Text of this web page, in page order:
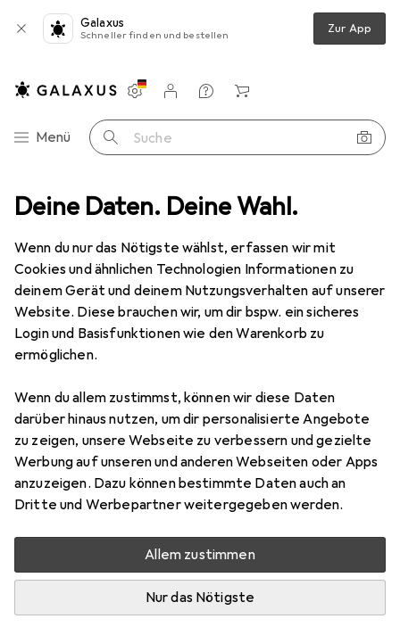
Deine Daten. Deine Wahl.
Wenn du nur das Nötigste wählst, erfassen wir mit
Cookies und ähnlichen Technologien Informationen zu
deinem Gerät und deinem Nutzungsverhalten auf unserer
Website. Diese brauchen wir, um dir bspw. ein sicheres
Login und Basisfunktionen wie den Warenkorb zu
ermöglichen.
Wenn du allem zustimmst, können wir diese Daten
darüber hinaus nutzen, um dir personalisierte Angebote
zu zeigen, unsere Webseite zu verbessern und gezielte
Werbung auf unseren und anderen Webseiten oder Apps
anzuzeigen. Dazu können bestimmte Daten auch an
Dritte und Werbepartner weitergegeben werden.
Allem zustimmen
Nur das Nötigste
Galaxus
Schneller finden und bestellen Zur App
Navigation nach Kategorien
Menü Suche
Einstellungen
Kundenkonto
Vergleichslisten
Merklisten
Warenkorb
Malen Malset Sentosphere Kuscheltiere sabotieren
4 Bilder
SentosphereKuscheltiere sabotieren
EUR
17,24
51
Bewertungen Marke
Mehr von Sentosphere
Nur 2 Stück an Lager beim Lieferanten
Benachrichtigen, wenn schneller verfügbar
Lieferort angeben für genaue Lieferzeit